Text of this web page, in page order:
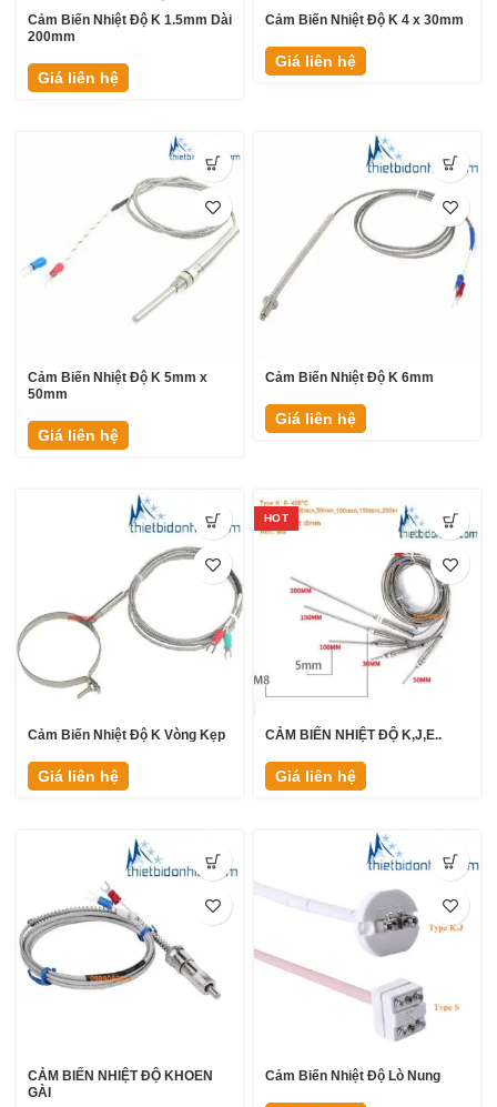
Cảm Biến Nhiệt Độ K 1.5mm Dài
200mm
Giá liên hệ
Cảm Biến Nhiệt Độ K 4 x 30mm
Giá liên hệ
Cảm Biến Nhiệt Độ K 5mm x
50mm
Giá liên hệ
Cảm Biến Nhiệt Độ K 6mm
Giá liên hệ
Cảm Biến Nhiệt Độ K Vòng Kẹp
Giá liên hệ
HOT
CẢM BIẾN NHIỆT ĐỘ K,J,E..
Giá liên hệ
CẢM BIẾN NHIỆT ĐỘ KHOEN
GÀI
Cảm Biến Nhiệt Độ Lò Nung